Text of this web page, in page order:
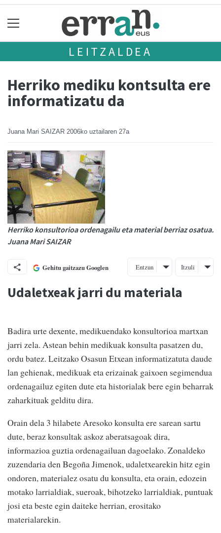
LEITZALDEA
Herriko mediku kontsulta ere
informatizatu da
Juana Mari SAIZAR 2006ko uztailaren 27a
Herriko konsultorioa ordenagailu eta material berriaz osatua.
Juana Mari SAIZAR
Gehitu gaitzazu Googlen Entzun Itzuli
Udaletxeak jarri du materiala
Badira urte dexente, medikuendako konsultorioa martxan
jarri zela. Astean behin medikuak konsulta pasatzen du,
ordu batez. Leitzako Osasun Etxean informatizatuta daude
lan gehienak, medikuak eta erizainak gaixoen segimendua
ordenagailuz egiten dute eta historialak bere egin beharrak
zaharkituak gelditu dira.
Orain dela 3 hilabete Aresoko konsulta ere sarean sartu
dute, beraz konsultak askoz aberatsagoak dira,
informazioa guztia ordenagailuan dagoelako. Zonaldeko
zuzendaria den Begoña Jimenok, udaletxearekin hitz egin
ondoren, materialez osatu du konsulta, eta orain, edozein
motako larrialdiak, sueroak, bihotzeko larrialdiak, puntuak
josi eta beste egin daiteke herrian, erositako
materialarekin.